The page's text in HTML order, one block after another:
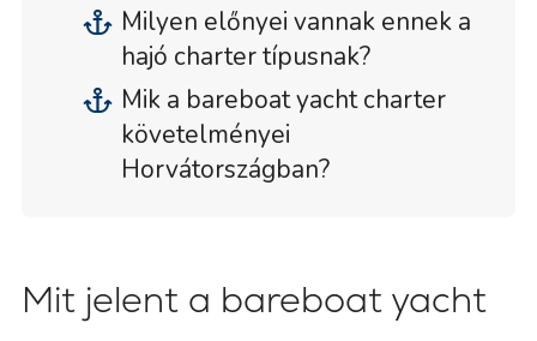
Milyen előnyei vannak ennek a
hajó charter típusnak?
Mik a bareboat yacht charter
követelményei
Horvátországban?
Mit jelent a bareboat yacht